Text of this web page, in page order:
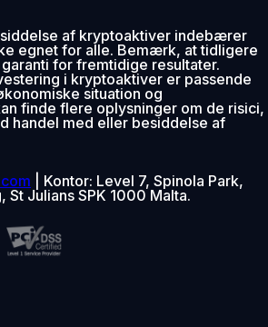
af kryptoaktiver indebærer
egnet for alle. Bemærk, at tidligere
for fremtidige resultater.
i kryptoaktiver er passende
situation og
finde flere oplysninger om de risici,
handel med eller besiddelse af
| Kontor: Level 7, Spinola Park,
St Julians SPK 1000 Malta.